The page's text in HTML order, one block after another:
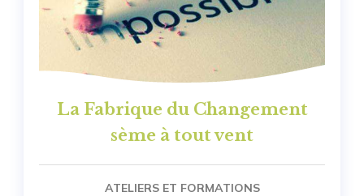
La Fabrique du Changement
sème à tout vent
ATELIERS ET FORMATIONS